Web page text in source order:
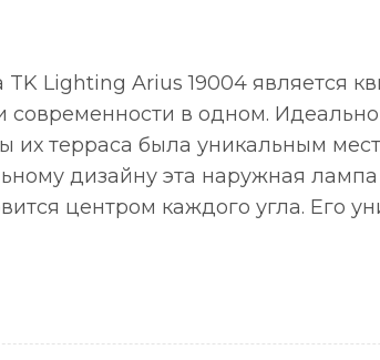
Lighting Arius 19004 является
современности в одном.
их терраса была уникальным
дизайну эта наружная
центром каждого угла. Его